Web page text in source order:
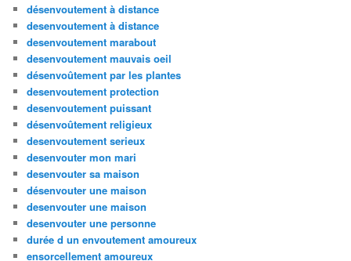
désenvoutement à distance
desenvoutement à distance
desenvoutement marabout
desenvoutement mauvais oeil
désenvoûtement par les plantes
desenvoutement protection
desenvoutement puissant
désenvoûtement religieux
desenvoutement serieux
desenvouter mon mari
desenvouter sa maison
désenvouter une maison
desenvouter une maison
desenvouter une personne
durée d un envoutement amoureux
ensorcellement amoureux